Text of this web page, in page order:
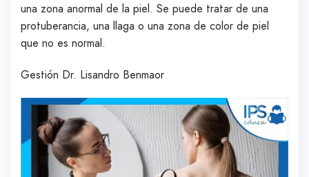
una zona anormal de la piel. Se puede tratar de una
protuberancia, una llaga o una zona de color de piel
que no es normal.
Gestión Dr. Lisandro Benmaor